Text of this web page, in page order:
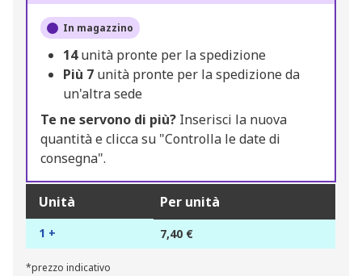
In magazzino
14unità pronte per la spedizione
Più 7 unità pronte per la spedizione da
un'altra sede
Te ne servono di più? Inserisci la nuova
quantità e clicca su "Controlla le date di
consegna".
Unità Per unità
1 + 7,40 €
*prezzo indicativo